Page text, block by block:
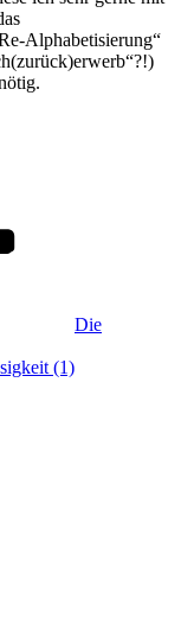
Alphabetisierung“
Die
(1)